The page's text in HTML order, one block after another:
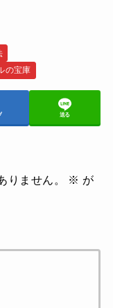
の宝庫
送る
りません。 ※ が